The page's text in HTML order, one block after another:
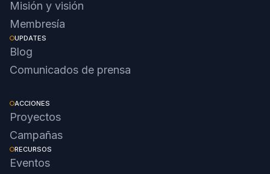
Misión y visión
Membresía
UPDATES
Blog
Comunicados de prensa
ACCIONES
Proyectos
Campañas
RECURSOS
Eventos